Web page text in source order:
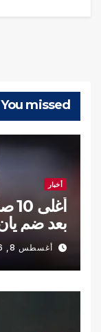
You missed
أخبار
بعد ضم
أغسطس 8, 2026